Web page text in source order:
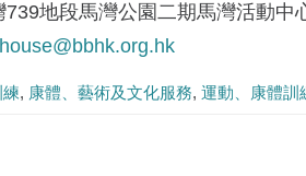
739地段馬灣公園二期馬灣活動中
康體、藝術及文化服務 運動、康體訓